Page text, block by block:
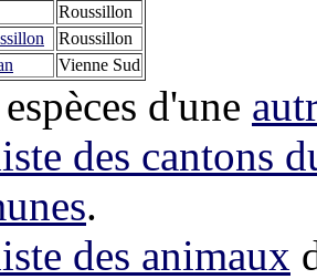
Roussillon
Roussillon
Vienne Sud
d'une
des cantons
.
des animaux